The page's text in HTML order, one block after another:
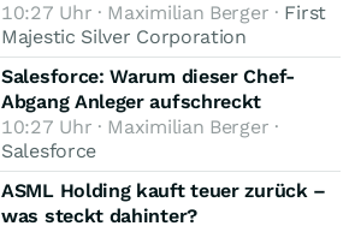
10:27 Uhr · Maximilian Berger · First
Majestic Silver Corporation
Salesforce: Warum dieser Chef-
Abgang Anleger aufschreckt
10:27 Uhr · Maximilian Berger ·
Salesforce
ASML Holding kauft teuer zurück –
was steckt dahinter?